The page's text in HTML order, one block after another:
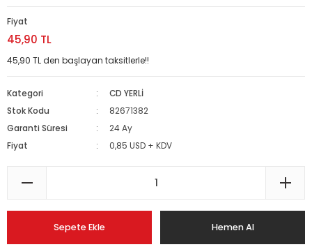
Fiyat
45,90 TL
45,90 TL den başlayan taksitlerle!!
Kategori
CD YERLİ
Stok Kodu
82671382
Garanti Süresi
24 Ay
Fiyat
0,85 USD + KDV
Sepete Ekle Hemen Al